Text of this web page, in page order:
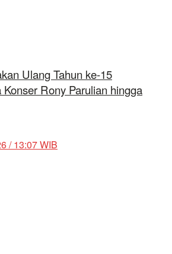
Ulang Tahun ke-15
Konser Rony Parulian hingga
/ 13:07 WIB